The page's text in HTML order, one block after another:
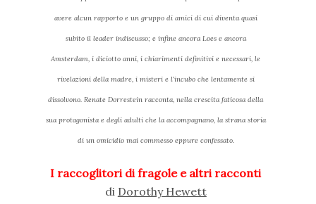
avere alcun rapporto e un gruppo di amici di cui diventa quasi
subito il leader indiscusso; e infine ancora Loes e ancora
Amsterdam, i diciotto anni, i chiarimenti definitivi e necessari, le
rivelazioni della madre, i misteri e l'incubo che lentamente si
dissolvono. Renate Dorrestein racconta, nella crescita faticosa della
sua protagonista e degli adulti che la accompagnano, la strana storia
di un omicidio mai commesso eppure confessato.
I raccoglitori di fragole e altri racconti
di Dorothy Hewett